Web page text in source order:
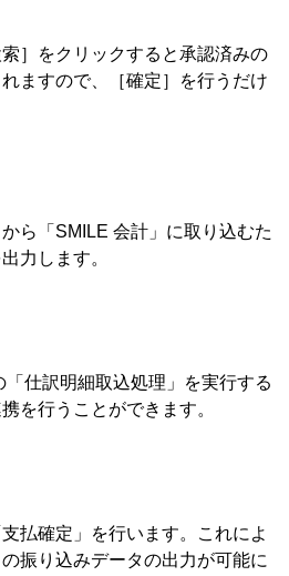
索］をクリックすると承認済みの
ますので、［確定］を行うだけ
ら「SMILE 会計」に取り込むた
力します。
仕訳明細取込処理」を実行する
を行うことができます。
払確定」を行います。これによ
振り込みデータの出力が可能に